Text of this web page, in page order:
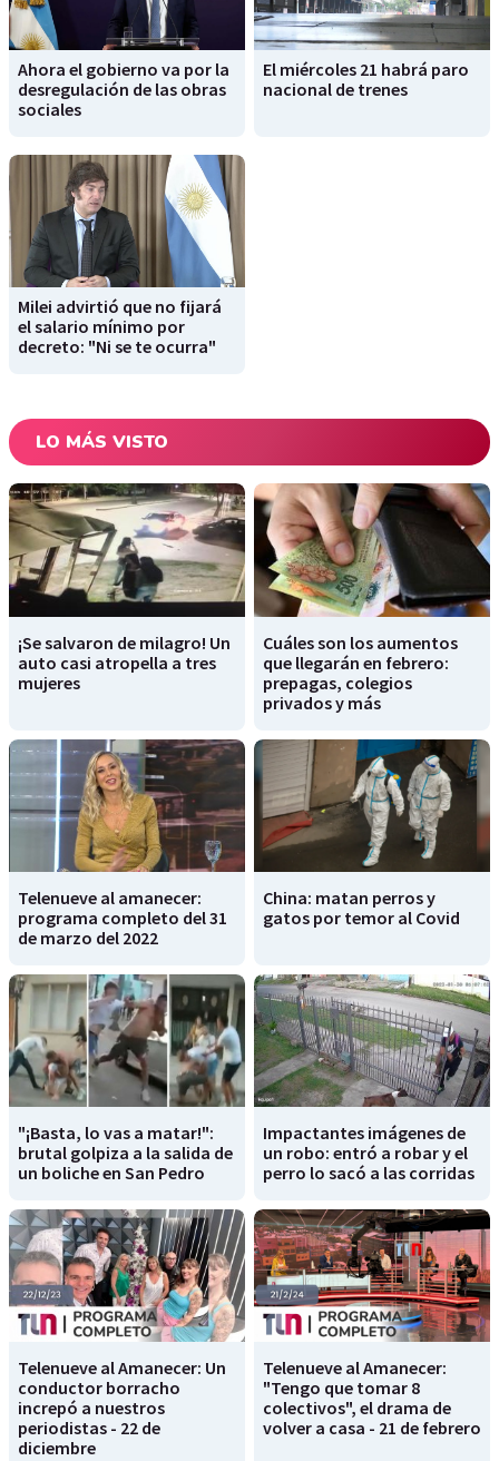
Ahora el gobierno va por la
desregulación de las obras
sociales
El miércoles 21 habrá paro
nacional de trenes
Milei advirtió que no fijará
el salario mínimo por
decreto: "Ni se te ocurra"
LO MÁS VISTO
¡Se salvaron de milagro! Un
auto casi atropella a tres
mujeres
Cuáles son los aumentos
que llegarán en febrero:
prepagas, colegios
privados y más
Telenueve al amanecer:
programa completo del 31
de marzo del 2022
China: matan perros y
gatos por temor al Covid
"¡Basta, lo vas a matar!":
brutal golpiza a la salida de
un boliche en San Pedro
Impactantes imágenes de
un robo: entró a robar y el
perro lo sacó a las corridas
Telenueve al Amanecer: Un
conductor borracho
increpó a nuestros
periodistas - 22 de
diciembre
Telenueve al Amanecer:
"Tengo que tomar 8
colectivos", el drama de
volver a casa - 21 de febrero